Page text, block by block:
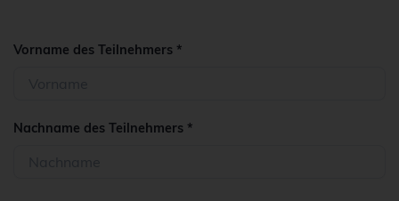
Vorname des Teilnehmers *
Nachname des Teilnehmers *